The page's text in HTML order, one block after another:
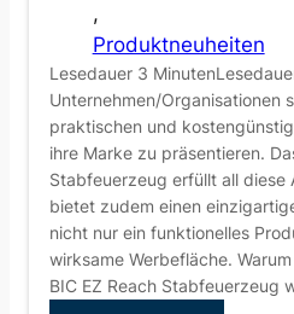
Z
e
t
t
e
l
b
o
x
t
:
I
h
r
e
p
e
r
,
Produktneuheiten
Lesedauer 3
Unternehmen/Organisationen
praktischen und
ihre Marke zu präsentieren.
Stabfeuerzeug erfüllt all diese
bietet zudem einen
nicht nur ein funktionelles
wirksame Werbefläche.
BIC EZ Reach Stabfeuerzeug